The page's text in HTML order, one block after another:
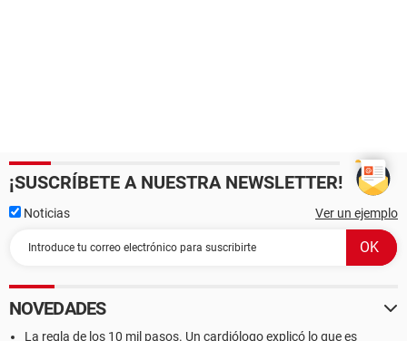
¡SUSCRÍBETE A NUESTRA NEWSLETTER!
Noticias Ver un ejemplo
NOVEDADES
La regla de los 10 mil pasos. Un cardiólogo explicó lo que es